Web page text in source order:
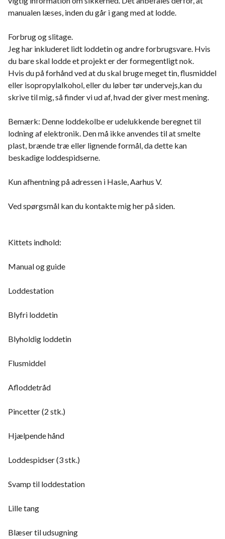
manualen læses, inden du går i gang med at lodde.
Forbrug og slitage.
Jeg har inkluderet lidt loddetin og andre forbrugsvare. Hvis
du bare skal lodde et projekt er der formegentligt nok.
Hvis du på forhånd ved at du skal bruge meget tin, flusmiddel
eller isopropylalkohol, eller du løber tør undervejs,kan du
skrive til mig, så finder vi ud af, hvad der giver mest mening.
Bemærk: Denne loddekolbe er udelukkende beregnet til
lodning af elektronik. Den må ikke anvendes til at smelte
plast, brænde træ eller lignende formål, da dette kan
beskadige loddespidserne.
Kun afhentning på adressen i Hasle, Aarhus V.
Ved spørgsmål kan du kontakte mig her på siden.
Kittets indhold:
Manual og guide
Loddestation
Blyfri loddetin
Blyholdig loddetin
Flusmiddel
Afloddetråd
Pincetter (2 stk.)
Hjælpende hånd
Loddespidser (3 stk.)
Svamp til loddestation
Lille tang
Blæser til udsugning